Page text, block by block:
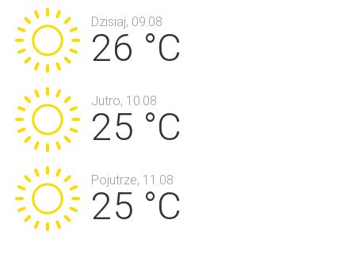
Dzisiaj, 09.08
26 °C
Jutro, 10.08
25 °C
Pojutrze, 11.08
25 °C